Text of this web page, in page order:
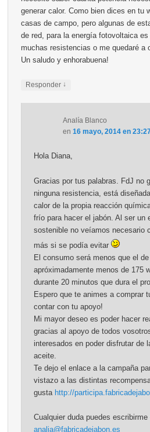
generar calor. Como bien dices en tu
casas de campo, pero algunas de
de red, para la energía fotovoltaica
muchas resistencias o me quedaré a
Un saludo y enhorabuena!
Responder ↓
Analía Blanco
en 16 mayo, 2014 en
Hola Diana,
Gracias por tus palabras. FdJ no
ninguna resistencia, está
calor de la propia reacción
frío para hacer el jabón. Al ser un
sostenible no veíamos necesario
más si se podía evitar
El consumo será menos que el
apróximadamente menos de 175
durante 20 minutos que dura el
Espero que te animes a comprar
contar con tu apoyo!
Mi mayor deseo es poder hacer
gracias al apoyo de todos
interesados en poder disfrutar de
aceite.
Te dejo el enlace a la campaña
vistazo a las distintas
gusta http://
Cualquier duda puedes
analia@fabricadejabon.es